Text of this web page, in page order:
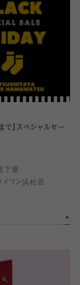
で】スペシャルセー
下屋
イワン浜松店